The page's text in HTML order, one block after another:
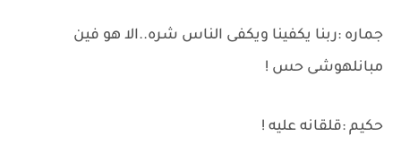
جماره :ربنا يكفينا ويكفى الناس شره..الا هو فين
مبانلهوشى حس !
حكيم :قلقانه عليه !